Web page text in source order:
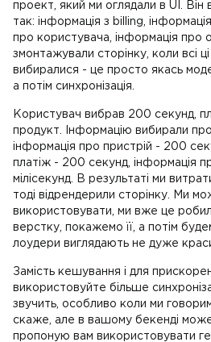
проект, який ми оглядали в UI. Він
так: інформація з billing,
про користувача, інформація
змонтажували сторінку, коли всі
вибиралися - це просто якась
а потім синхронізація.
Користувач вибрав 200 секунд,
продукт. Інформацію вибирали
інформація про пристрій - 200
платіж - 200 секунд, інформація
мілісекунд. В результаті ми
тоді відрендерили сторінку. Ми
використовувати, ми вже це
верстку, покажемо її, а потім
лоудери виглядають не дуже
Замість кешування і для
використовуйте більше
звучить, особливо коли ми
скаже, але в вашому бекенді може
пропоную вам використовувати